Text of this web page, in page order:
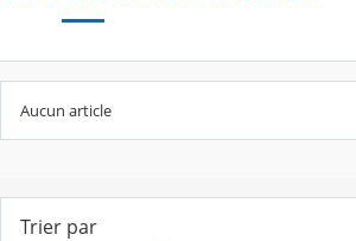
Aucun article
Trier par